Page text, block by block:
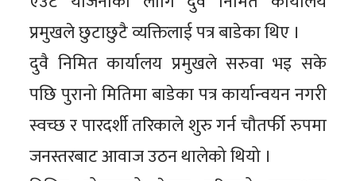
प्रमुखले छुटाछुटै व्यक्तिलाई पत्र बाडेका थिए ।
दुवै निमित कार्यालय प्रमुखले सरुवा भइ सके
पछि पुरानो मितिमा बाडेका पत्र कार्यान्वयन नगरी
स्वच्छ र पारदर्शी तरिकाले शुरु गर्न चौतर्फी रुपमा
जनस्तरबाट आवाज उठन थालेको थियो ।